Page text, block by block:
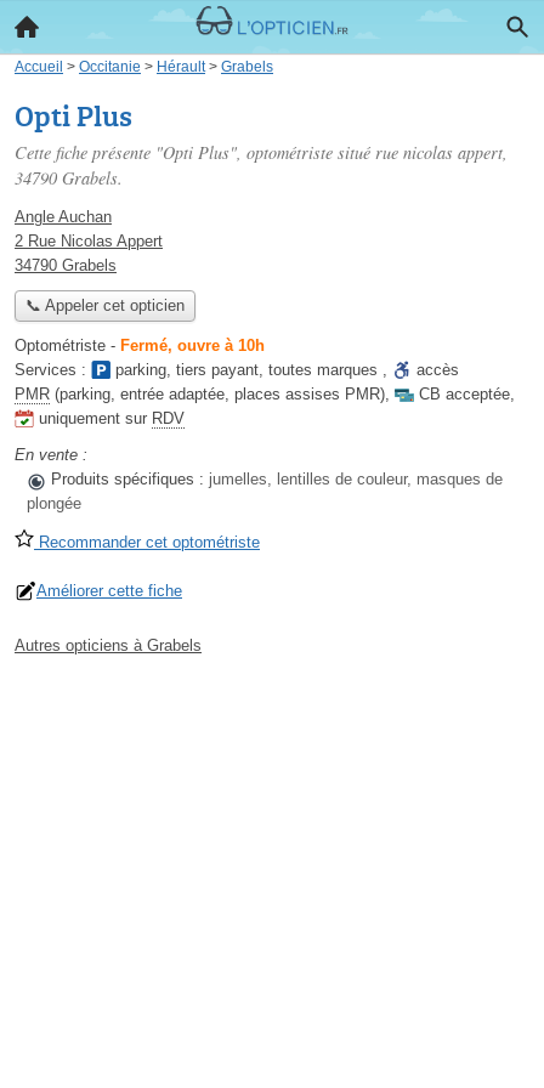
Accueil > Occitanie > Hérault> Grabels
Opti Plus
Cette fiche présente "Opti Plus", optométriste situé rue nicolas appert,
34790 Grabels.
Angle Auchan
2 Rue Nicolas Appert
34790 Grabels
📞 Appeler cet opticien
Optométriste - Fermé, ouvre à 10h
Services :
parking, tiers payant, toutes marques ,
accès
PMR (parking, entrée adaptée, places assises PMR), CB acceptée,
uniquement sur RDV
En vente :
Produits spécifiques : jumelles, lentilles de couleur, masques de
plongée
Recommander cet optométriste
Améliorer cette fiche
Autres opticiens à Grabels